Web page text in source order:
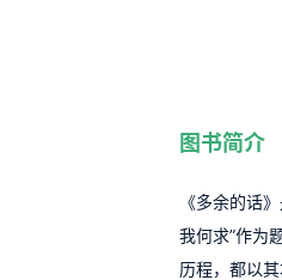
图书简介
《多余的话
我何求”作为
历程，都以